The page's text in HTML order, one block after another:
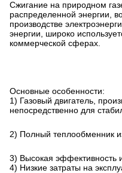
Сжигание на природном
распределенной энергии,
производстве
энергии, широко
коммерческой сферах.
Основные особенности:
1) Газовый двигатель,
непосредственно для
2) Полный теплообменник
3) Высокая эффективность
4) Низкие затраты на